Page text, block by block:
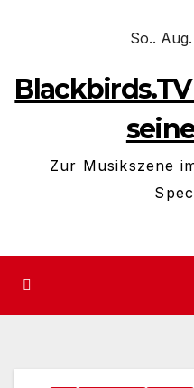
So..
Zur Musikszene